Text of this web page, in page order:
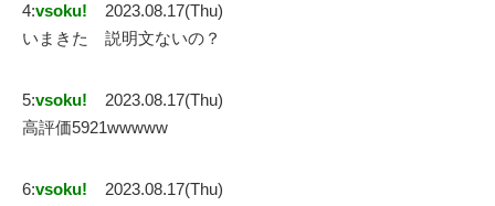
4:vsoku!
2023.08.17(Thu)
いまきた 説明文ないの？
5:vsoku!
2023.08.17(Thu)
高評価5921wwwww
6:vsoku!
2023.08.17(Thu)